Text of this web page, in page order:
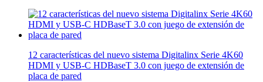
12 características del nuevo sistema Digitalinx Serie 4K60
HDMI y USB-C HDBaseT 3.0 con juego de extensión de
placa de pared